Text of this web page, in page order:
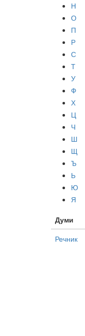
Н
О
П
Р
С
Т
У
Ф
Х
Ц
Ч
Ш
Щ
Ъ
Ь
Ю
Я
Думи
Речник